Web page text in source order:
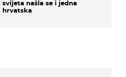
svijeta našla se i jedna
hrvatska